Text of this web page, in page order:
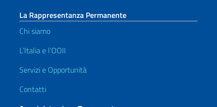
La Rappresentanza Permanente
Chi siamo
L’Italia e l’OOII
Servizi e Opportunità
Contatti